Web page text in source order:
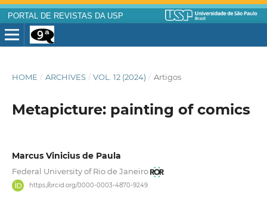
PORTAL DE REVISTAS DA USP
HOME / ARCHIVES / VOL. 12 (2024) / Artigos
Metapicture: painting of comics
Marcus Vinicius de Paula
Federal University of Rio de Janeiro
https://orcid.org/0000-0003-4870-9249